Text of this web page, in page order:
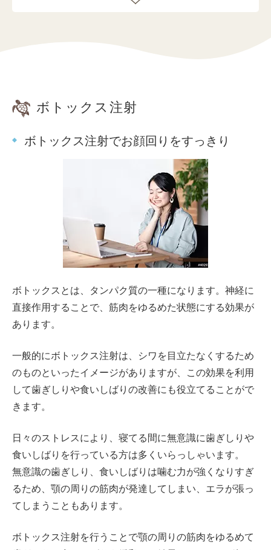
ボトックス注射
ボトックス注射でお顔回りをすっきり
ボトックスとは、タンパク質の一種になります。神経に
直接作用することで、筋肉をゆるめた状態にする効果が
あります。
一般的にボトックス注射は、シワを目立たなくするため
のものといったイメージがありますが、この効果を利用
して歯ぎしりや食いしばりの改善にも役立てることがで
きます。
日々のストレスにより、寝てる間に無意識に歯ぎしりや
食いしばりを行っている方は多くいらっしゃいます。
無意識の歯ぎしり、食いしばりは噛む力が強くなりすぎ
るため、顎の周りの筋肉が発達してしまい、エラが張っ
てしまうこともあります。
ボトックス注射を行うことで顎の周りの筋肉をゆるめて